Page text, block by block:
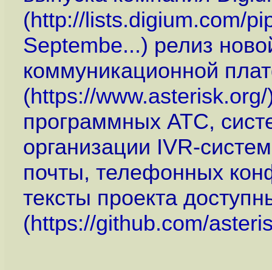
(http://lists.digium.com/
Septembe...) релиз
коммуникационной
(https://www.asterisk.org/
программных АТС,
организации IVR-
почты, телефонных
тексты проекта
(https://github.com/